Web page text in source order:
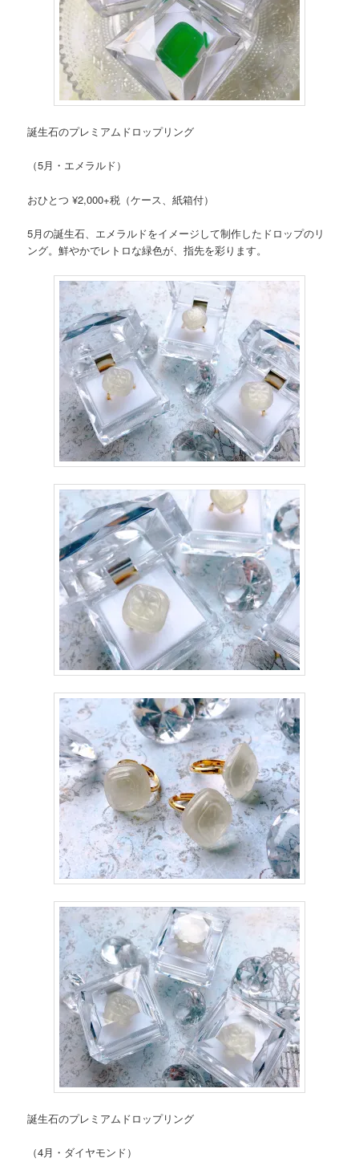
誕生石のプレミアムドロップリング
（5月・エメラルド）
おひとつ ¥2,000+税（ケース、紙箱付）
5月の誕生石、エメラルドをイメージして制作したドロップのリ
ング。鮮やかでレトロな緑色が、指先を彩ります。
誕生石のプレミアムドロップリング
（4月・ダイヤモンド）